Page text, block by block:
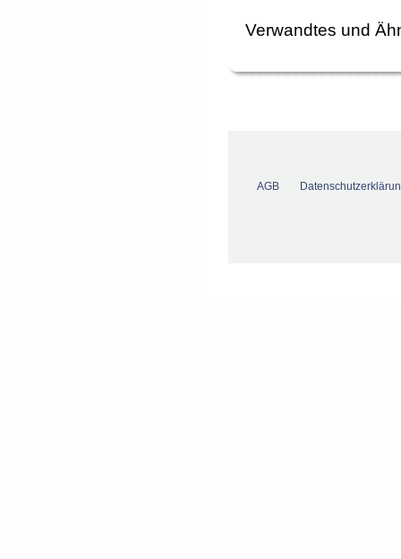
Verwandtes und
AGB